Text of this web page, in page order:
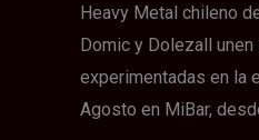
Heavy Metal chileno
Domic y Dolezall
experimentadas en la
Agosto en MiBar,